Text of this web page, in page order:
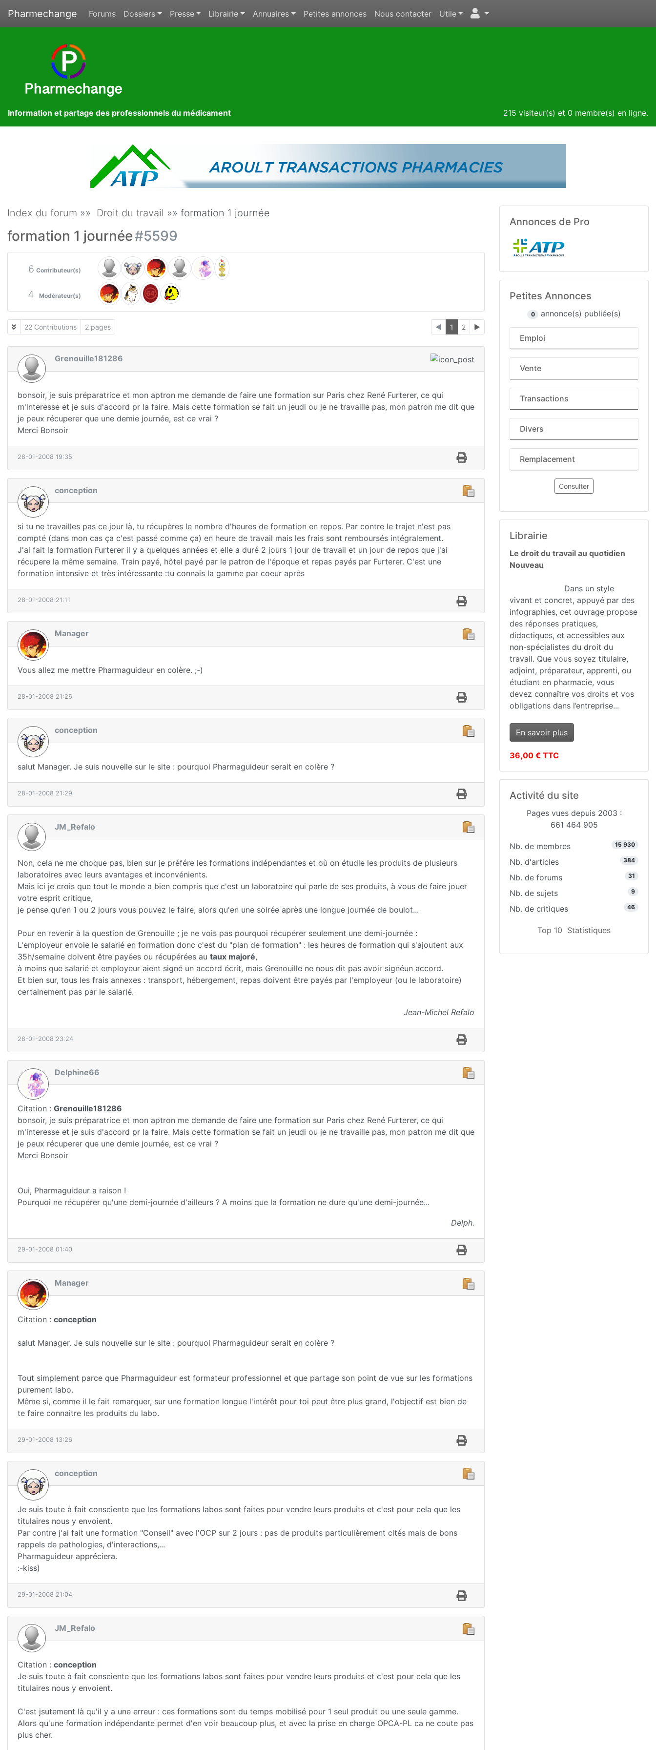
Pharmechange Forums Dossiers Presse Librairie Annuaires Petites annonces Nous contacter Utile
Information et partage des professionnels du médicament 215 visiteur(s) et 0 membre(s) en ligne.
Index du forum »» Droit du travail »» formation 1 journée
formation 1 journée#5599
6 Contributeur(s)
4 Modérateur(s)
22 Contributions 2 pages ◄ 1 2 ►
Grenouille181286
bonsoir, je suis préparatrice et mon aptron me demande de faire une formation sur Paris chez René Furterer, ce qui
m'interesse et je suis d'accord pr la faire. Mais cette formation se fait un jeudi ou je ne travaille pas, mon patron me dit que
je peux récuperer que une demie journée, est ce vrai ?
Merci Bonsoir
28-01-2008 19:35
conception
si tu ne travailles pas ce jour là, tu récupères le nombre d'heures de formation en repos. Par contre le trajet n'est pas
compté (dans mon cas ça c'est passé comme ça) en heure de travail mais les frais sont remboursés intégralement.
J'ai fait la formation Furterer il y a quelques années et elle a duré 2 jours 1 jour de travail et un jour de repos que j'ai
récupere la même semaine. Train payé, hôtel payé par le patron de l'époque et repas payés par Furterer. C'est une
formation intensive et très intéressante :tu connais la gamme par coeur après
28-01-2008 21:11
Manager
Vous allez me mettre Pharmaguideur en colère. ;-)
28-01-2008 21:26
conception
salut Manager. Je suis nouvelle sur le site : pourquoi Pharmaguideur serait en colère ?
28-01-2008 21:29
JM_Refalo
Non, cela ne me choque pas, bien sur je préfére les formations indépendantes et où on étudie les produits de plusieurs
laboratoires avec leurs avantages et inconvénients.
Mais ici je crois que tout le monde a bien compris que c'est un laboratoire qui parle de ses produits, à vous de faire jouer
votre esprit critique,
je pense qu'en 1 ou 2 jours vous pouvez le faire, alors qu'en une soirée après une longue journée de boulot...
Pour en revenir à la question de Grenouille ; je ne vois pas pourquoi récupérer seulement une demi-journée :
L'employeur envoie le salarié en formation donc c'est du "plan de formation" : les heures de formation qui s'ajoutent aux
35h/semaine doivent être payées ou récupérées au taux majoré,
à moins que salarié et employeur aient signé un accord écrit, mais Grenouille ne nous dit pas avoir signéun accord.
Et bien sur, tous les frais annexes : transport, hébergement, repas doivent être payés par l'employeur (ou le laboratoire)
certainement pas par le salarié.
Jean-Michel Refalo
28-01-2008 23:24
Delphine66
Citation : Grenouille181286
bonsoir, je suis préparatrice et mon aptron me demande de faire une formation sur Paris chez René Furterer, ce qui
m'interesse et je suis d'accord pr la faire. Mais cette formation se fait un jeudi ou je ne travaille pas, mon patron me dit que
je peux récuperer que une demie journée, est ce vrai ?
Merci Bonsoir
Oui, Pharmaguideur a raison !
Pourquoi ne récupérer qu'une demi-journée d'ailleurs ? A moins que la formation ne dure qu'une demi-journée...
Delph.
29-01-2008 01:40
Manager
Citation : conception
salut Manager. Je suis nouvelle sur le site : pourquoi Pharmaguideur serait en colère ?
Tout simplement parce que Pharmaguideur est formateur professionnel et que partage son point de vue sur les formations
purement labo.
Même si, comme il le fait remarquer, sur une formation longue l'intérêt pour toi peut être plus grand, l'objectif est bien de
te faire connaitre les produits du labo.
29-01-2008 13:26
conception
Je suis toute à fait consciente que les formations labos sont faites pour vendre leurs produits et c'est pour cela que les
titulaires nous y envoient.
Par contre j'ai fait une formation "Conseil" avec l'OCP sur 2 jours : pas de produits particulièrement cités mais de bons
rappels de pathologies, d'interactions,...
Pharmaguideur appréciera.
:-kiss)
29-01-2008 21:04
JM_Refalo
Citation : conception
Je suis toute à fait consciente que les formations labos sont faites pour vendre leurs produits et c'est pour cela que les
titulaires nous y envoient.
C'est jsutement là qu'il y a une erreur : ces formations sont du temps mobilisé pour 1 seul produit ou une seule gamme.
Alors qu'une formation indépendante permet d'en voir beaucoup plus, et avec la prise en charge OPCA-PL ca ne coute pas
plus cher.
Annonces de Pro
Petites Annonces
0 annonce(s) publiée(s)
Emploi
Vente
Transactions
Divers
Remplacement
Consulter
Librairie
Le droit du travail au quotidien
Nouveau
Dans un style
vivant et concret, appuyé par des
infographies, cet ouvrage propose
des réponses pratiques,
didactiques, et accessibles aux
non-spécialistes du droit du
travail. Que vous soyez titulaire,
adjoint, préparateur, apprenti, ou
étudiant en pharmacie, vous
devez connaître vos droits et vos
obligations dans l’entreprise...
En savoir plus
36,00 € TTC
Activité du site
Pages vues depuis 2003 :
661 464 905
Nb. de membres 15 930
Nb. d'articles 384
Nb. de forums 31
Nb. de sujets 9
Nb. de critiques 46
Top 10 Statistiques